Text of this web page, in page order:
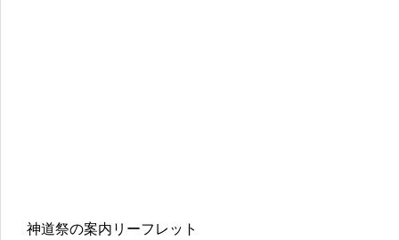
神道祭の案内リーフレット